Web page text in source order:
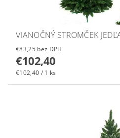
VIANOČNÝ STROMČEK
€83,25 bez DPH
€102,40
€102,40 / 1 ks